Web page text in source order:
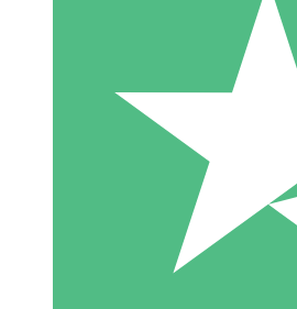
Individuele
Betaal per gebruik met
1000